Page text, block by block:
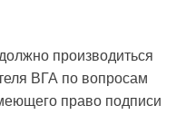
производиться
ВГА по вопросам
право подписи